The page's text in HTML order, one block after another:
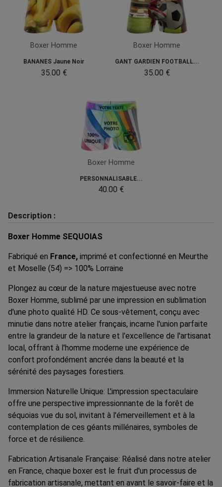
Boxer Homme
BANANES Jaune Noir
35.00 €
Boxer Homme
GANT GARDIEN FOOTBALL...
35.00 €
Boxer Homme
PERSONNALISABLE...
40.00 €
Description :
Boxer Homme SEQUOIAS
Fabriqué en France, imprimé et confectionné en Meurthe
et Moselle (54) => 100% Lorraine
Plongez au cœur de la nature majestueuse avec notre
Boxer Homme, sublimé par une impression en sublimation
d'une photo qualité HD. Ce sous-vêtement, conçu avec
minutie dans notre atelier français, incarne l'union parfaite
entre la grandeur de la nature et l'excellence de l'artisanat
local, offrant à l'homme moderne une expérience de
confort profondément ancrée dans la beauté et la
sérénité des paysages forestiers.
Immersion Naturelle Unique: L'impression spectaculaire
offre une perspective impressionnante de la forêt de
séquoias vue du sol, invitant à l'émerveillement et à la
contemplation de ces géants millénaires, symboles de
force et de résilience.
Fabrication Artisanale Française: Réalisé dans notre atelier
en France, chaque boxer est le fruit d'un processus de
fabrication artisanale, mettant en avant le savoir-faire et la